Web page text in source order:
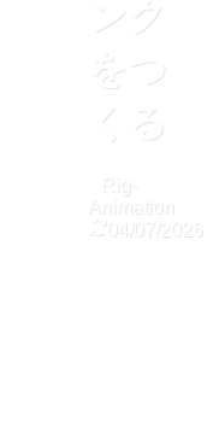
ンク
をつ
くる
Rig-
Animation
04/07/2026